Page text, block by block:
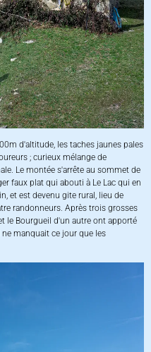
d'altitude, les taches jaunes pales
; curieux mélange de
Le montée s'arrête au sommet de
faux plat qui abouti à Le Lac qui en
et est devenu gite rural, lieu de
randonneurs. Après trois grosses
le Bourgueil d'un autre ont apporté
manquait ce jour que les